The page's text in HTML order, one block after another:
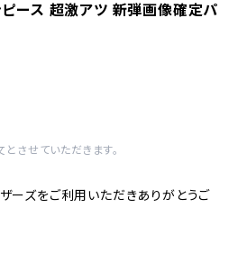
ース 超激アツ 新弾画像確定パ
させていただきます。
ーズをご利用いただきありがとうご